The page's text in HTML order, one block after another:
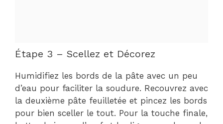
Étape 3 – Scellez et Décorez
Humidifiez les bords de la pâte avec un peu
d’eau pour faciliter la soudure. Recouvrez avec
la deuxième pâte feuilletée et pincez les bords
pour bien sceller le tout. Pour la touche finale,